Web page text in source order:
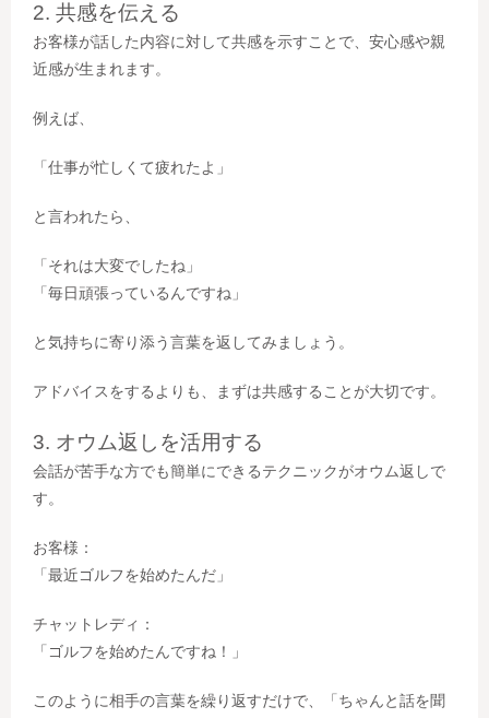
2. 共感を伝える
お客様が話した内容に対して共感を示すことで、安心感や親
近感が生まれます。
例えば、
「仕事が忙しくて疲れたよ」
と言われたら、
「それは大変でしたね」
「毎日頑張っているんですね」
と気持ちに寄り添う言葉を返してみましょう。
アドバイスをするよりも、まずは共感することが大切です。
3. オウム返しを活用する
会話が苦手な方でも簡単にできるテクニックがオウム返しで
す。
お客様：
「最近ゴルフを始めたんだ」
チャットレディ：
「ゴルフを始めたんですね！」
このように相手の言葉を繰り返すだけで、「ちゃんと話を聞